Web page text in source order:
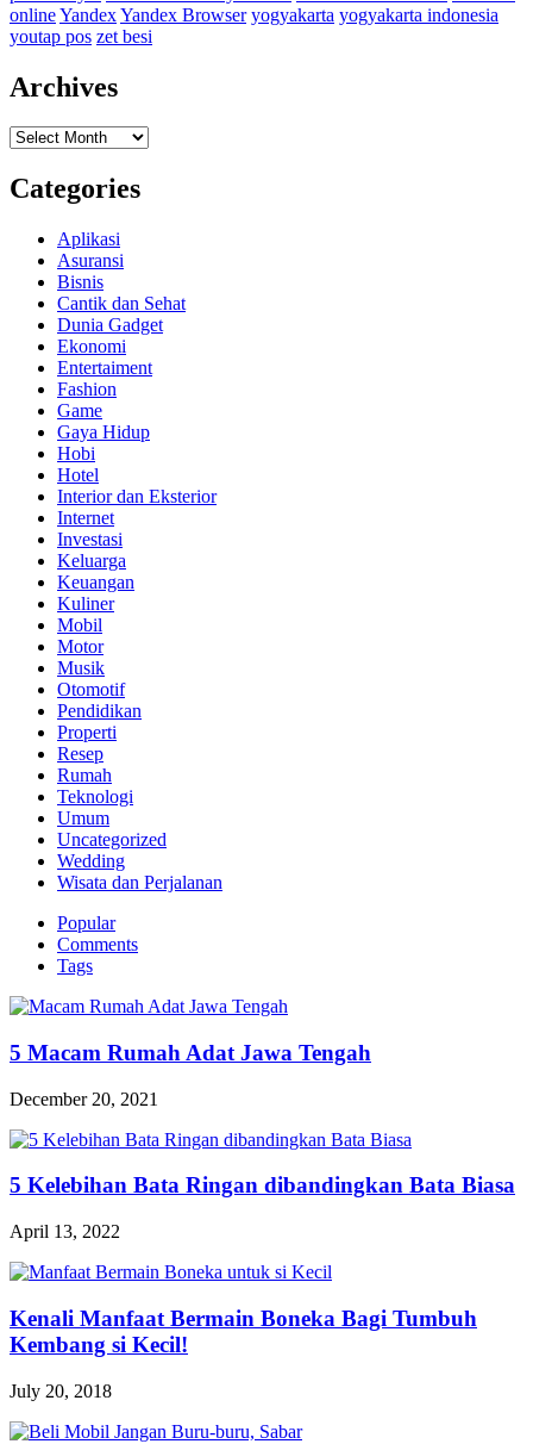
onlineYandexYandex Browser yogyakarta yogyakarta indonesia
youtap pos zet besi
Archives
Archives
Categories
Aplikasi
Asuransi
Bisnis
Cantik dan Sehat
Dunia Gadget
Ekonomi
Entertaiment
Fashion
Game
Gaya Hidup
Hobi
Hotel
Interior dan Eksterior
Internet
Investasi
Keluarga
Keuangan
Kuliner
Mobil
Motor
Musik
Otomotif
Pendidikan
Properti
Resep
Rumah
Teknologi
Umum
Uncategorized
Wedding
Wisata dan Perjalanan
Popular
Comments
Tags
5 Macam Rumah Adat Jawa Tengah
December 20, 2021
5 Kelebihan Bata Ringan dibandingkan Bata Biasa
April 13, 2022
Kenali Manfaat Bermain Boneka Bagi Tumbuh
Kembang si Kecil!
July 20, 2018